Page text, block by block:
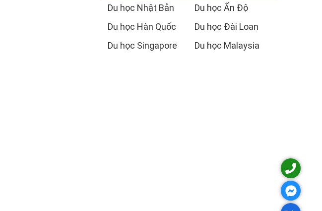
Du học Nhật Bản
Du học Hàn Quốc
Du học Singapore
Du học Ấn Độ
Du học Đài Loan
Du học Malaysia